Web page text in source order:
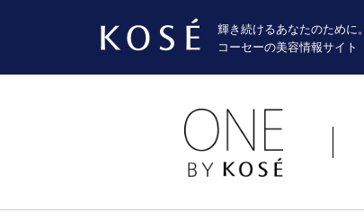
輝き続けるあなたのために。
コーセーの美容情報サイト